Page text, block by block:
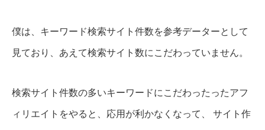
僕は、キーワード検索サイト件数を参考データーとして
見ており、あえて検索サイト数にこだわっていません。
検索サイト件数の多いキーワードにこだわったったアフ
ィリエイトをやると、応用が利かなくなって、 サイト作